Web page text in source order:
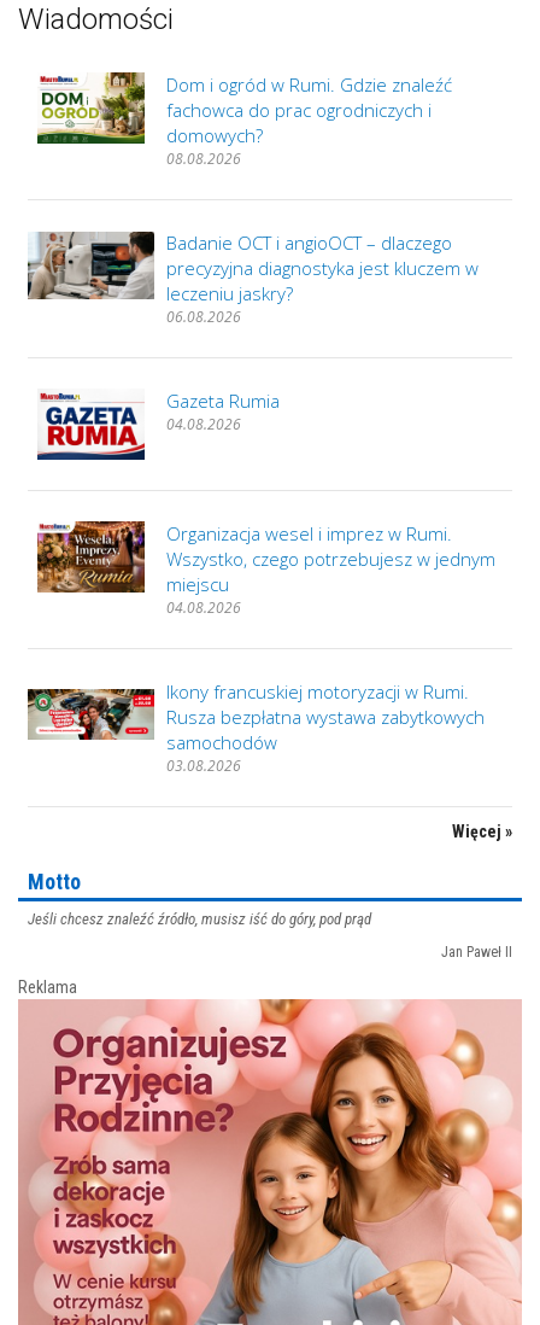
Wiadomości
Dom i ogród w Rumi. Gdzie znaleźć
fachowca do prac ogrodniczych i
domowych?
08.08.2026
Badanie OCT i angioOCT – dlaczego
precyzyjna diagnostyka jest kluczem w
leczeniu jaskry?
06.08.2026
Gazeta Rumia
04.08.2026
Organizacja wesel i imprez w Rumi.
Wszystko, czego potrzebujesz w jednym
miejscu
04.08.2026
Ikony francuskiej motoryzacji w Rumi.
Rusza bezpłatna wystawa zabytkowych
samochodów
03.08.2026
Więcej »
Motto
Jeśli chcesz znaleźć źródło, musisz iść do góry, pod prąd
Jan Paweł II
Reklama